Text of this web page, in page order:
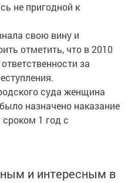
не пригодной к
свою вину и
отметить, что в 2010
за
суда женщина
назначено наказание
1 год с
и интересным в